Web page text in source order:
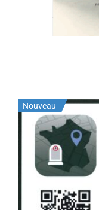
Stock épuisé
Nouveau